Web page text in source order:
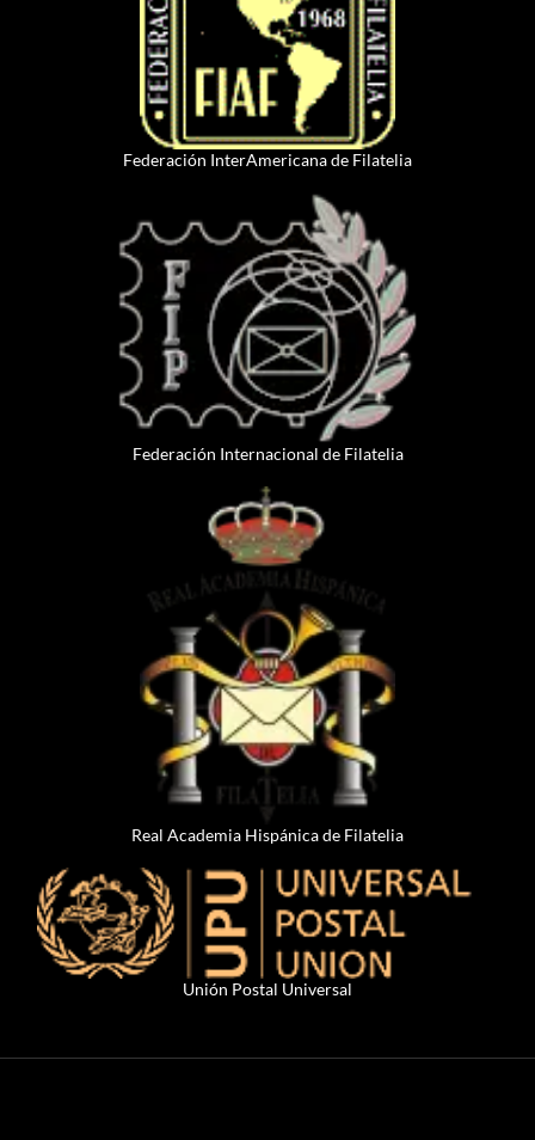
Federación InterAmericana de Filatelia
Federación Internacional de Filatelia
Real Academia Hispánica de Filatelia
Unión Postal Universal